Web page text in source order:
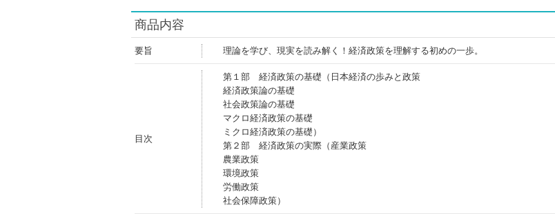
商品内容
要旨 理論を学び、現実を読み解く！経済政策を理解する初めの一歩。
目次
第１部 経済政策の基礎（日本経済の歩みと政策
経済政策論の基礎
社会政策論の基礎
マクロ経済政策の基礎
ミクロ経済政策の基礎）
第２部 経済政策の実際（産業政策
農業政策
環境政策
労働政策
社会保障政策）